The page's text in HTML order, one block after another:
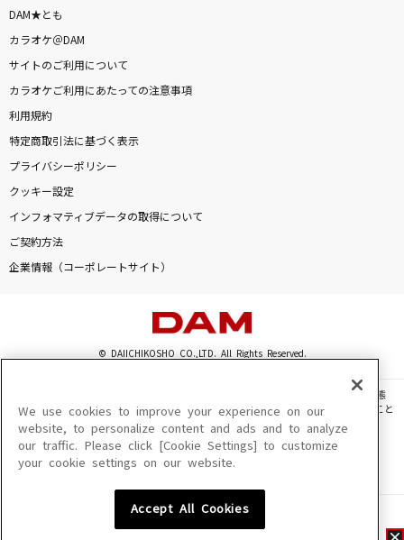
DAM★とも
カラオケ＠DAM
サイトのご利用について
カラオケご利用にあたっての注意事項
利用規約
特定商取引法に基づく表示
プライバシーポリシー
クッキー設定
インフォマティブデータの取得について
ご契約方法
企業情報（コーポレートサイト）
© DAIICHIKOSHO CO.,LTD. All Rights Reserved.
このサイトに掲載されている一切の文章・画像・写真・動画・音声等を、手段や形態
を問わず、著作権法の定める範囲を超えて無断で複製、転載、ファイル化などすること
を禁じます。
楽曲及びコンテンツは、機種によりご利用いただけない場合があります。
楽曲及びコンテンツの配信日、配信内容が変更になる場合があります。
We use cookies to improve your experience on our
website, to personalize content and ads and to analyze
our traffic. Please click [Cookie Settings] to customize
your cookie settings on our website.
Accept All Cookies